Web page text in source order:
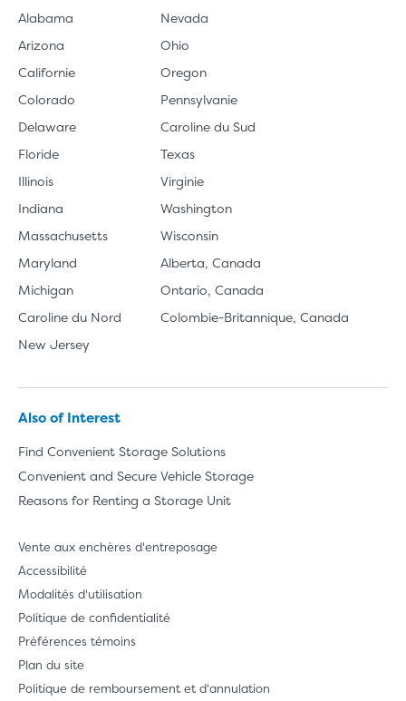
Alabama
Arizona
Californie
Colorado
Delaware
Floride
Illinois
Indiana
Massachusetts
Maryland
Michigan
Caroline du Nord
New Jersey
Nevada
Ohio
Oregon
Pennsylvanie
Caroline du Sud
Texas
Virginie
Washington
Wisconsin
Alberta, Canada
Ontario, Canada
Colombie-Britannique, Canada
Also of Interest
Find Convenient Storage Solutions
Convenient and Secure Vehicle Storage
Reasons for Renting a Storage Unit
Vente aux enchères d'entreposage
Accessibilité
Modalités d'utilisation
Politique de confidentialité
Préférences témoins
Plan du site
Politique de remboursement et d'annulation